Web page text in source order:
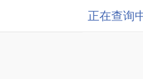
正在查询